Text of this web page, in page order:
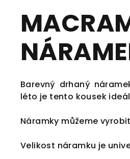
Barevný drhaný
léto je tento kousek
Náramky můžeme
Velikost náramku je